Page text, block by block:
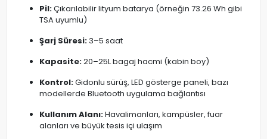
Pil:Çıkarılabilir lityum batarya (örneğin 73.26 Wh gibi
TSA uyumlu)
Şarj Süresi:3–5 saat
Kapasite:20–25L bagaj hacmi (kabin boy)
Kontrol:Gidonlu sürüş, LED gösterge paneli, bazı
modellerde Bluetooth uygulama bağlantısı
Kullanım Alanı:Havalimanları, kampüsler, fuar
alanları ve büyük tesis içi ulaşım